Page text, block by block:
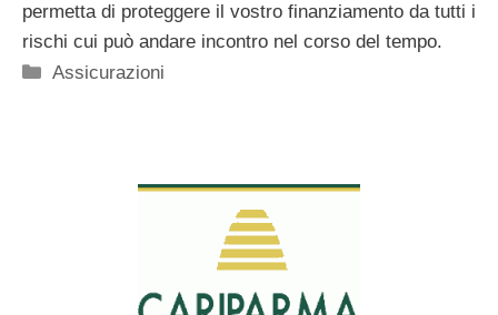
permetta di proteggere il vostro finanziamento da tutti i
rischi cui può andare incontro nel corso del tempo.
Categorie
Assicurazioni